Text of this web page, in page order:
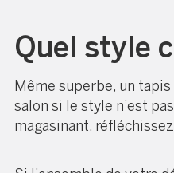
Quel style
Même superbe, un
salon si le style n’est
magasinant,